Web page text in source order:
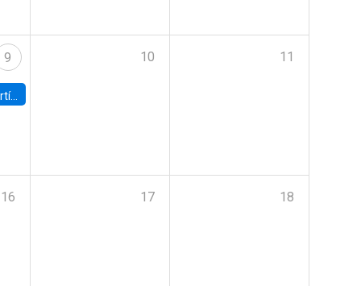
9
UC
10 11
16 17 18